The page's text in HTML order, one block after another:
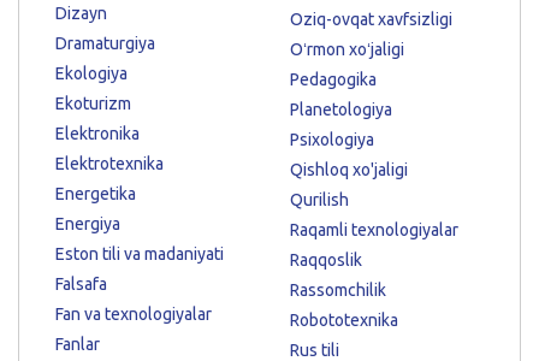
Dizayn
Dramaturgiya
Ekologiya
Ekoturizm
Elektronika
Elektrotexnika
Energetika
Energiya
Eston tili va madaniyati
Falsafa
Fan va texnologiyalar
Fanlar
Oziq-ovqat xavfsizligi
Oʻrmon xoʻjaligi
Pedagogika
Planetologiya
Psixologiya
Qishloq xo'jaligi
Qurilish
Raqamli texnologiyalar
Raqqoslik
Rassomchilik
Robototexnika
Rus tili